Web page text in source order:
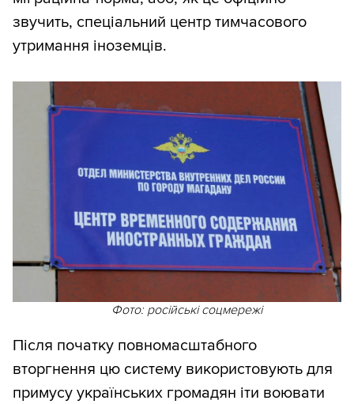
звучить, спеціальний центр тимчасового
утримання іноземців.
Фото: російські соцмережі
Після початку повномасштабного
вторгнення цю систему використовують для
примусу українських громадян іти воювати